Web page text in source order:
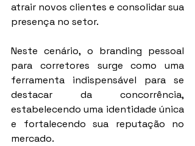
atrair novos clientes e consolidar sua
presença no setor.
Neste cenário, o branding pessoal
para corretores surge como uma
ferramenta indispensável para se
destacar da concorrência,
estabelecendo uma identidade única
e fortalecendo sua reputação no
mercado.